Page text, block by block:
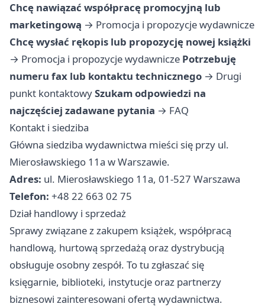
Chcę nawiązać współpracę promocyjną lub
marketingową → Promocja i propozycje wydawnicze
Chcę wysłać rękopis lub propozycję nowej książki
→ Promocja i propozycje wydawnicze Potrzebuję
numeru fax lub kontaktu technicznego → Drugi
punkt kontaktowySzukam odpowiedzi na
najczęściej zadawane pytania → FAQ
Kontakt i siedziba
Główna siedziba wydawnictwa mieści się przy ul.
Mierosławskiego 11a w Warszawie.
Adres: ul. Mierosławskiego 11a, 01-527 Warszawa
Telefon: +48 22 663 02 75
Dział handlowy i sprzedaż
Sprawy związane z zakupem książek, współpracą
handlową, hurtową sprzedażą oraz dystrybucją
obsługuje osobny zespół. To tu zgłaszać się
księgarnie, biblioteki, instytucje oraz partnerzy
biznesowi zainteresowani ofertą wydawnictwa.